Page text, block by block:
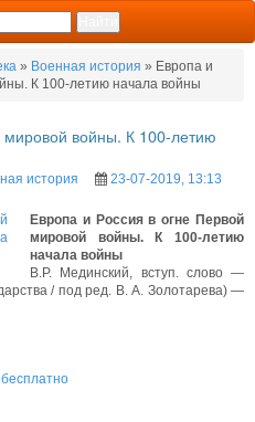
» Военная история » Европа и
К 100-летию начала войны
мировой войны. К 100-летию
история
23-07-2019, 13:13
Европа и Россия в огне Первой
мировой войны. К 100-летию
начала войны
В.Р. Мединский, вступ. слово —
/ под ред. В. А. Золотарева) —